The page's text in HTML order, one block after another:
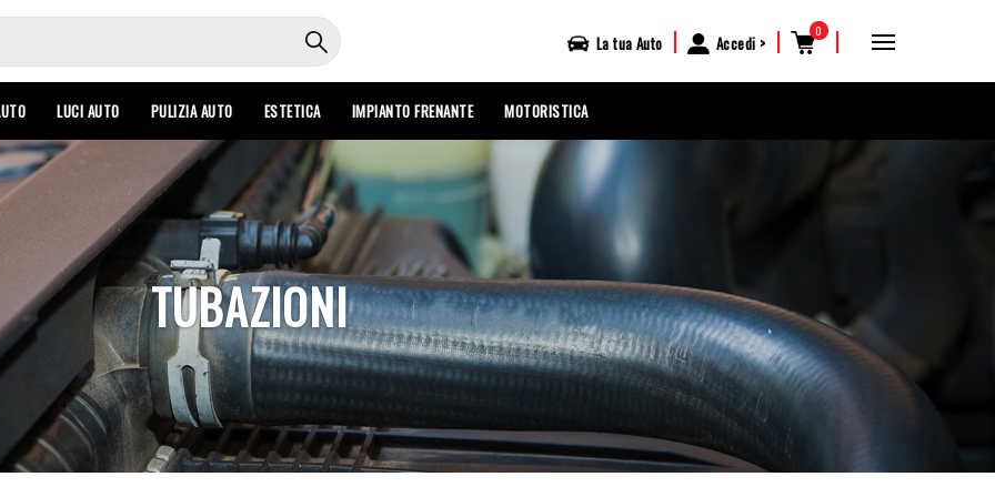
La tua Auto | Accedi | 0 |
LUCI AUTO PULIZIA AUTO ESTETICA IMPIANTO FRENANTE MOTORISTICA
TUBAZIONI